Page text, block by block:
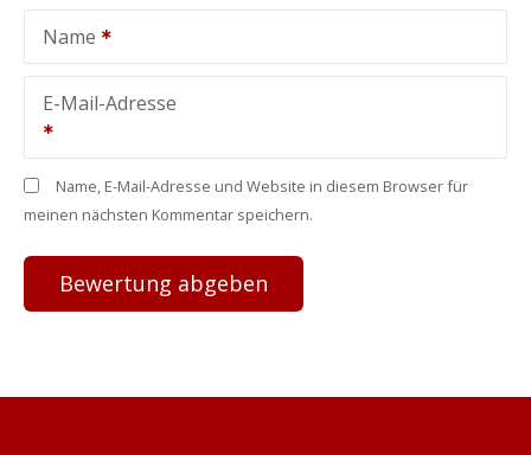
Name
E-Mail-Adresse
Name, E-Mail-Adresse und Website in diesem Browser für
meinen nächsten Kommentar speichern.